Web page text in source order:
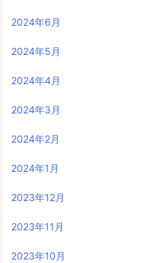
2024年6月
2024年5月
2024年4月
2024年3月
2024年2月
2024年1月
2023年12月
2023年11月
2023年10月